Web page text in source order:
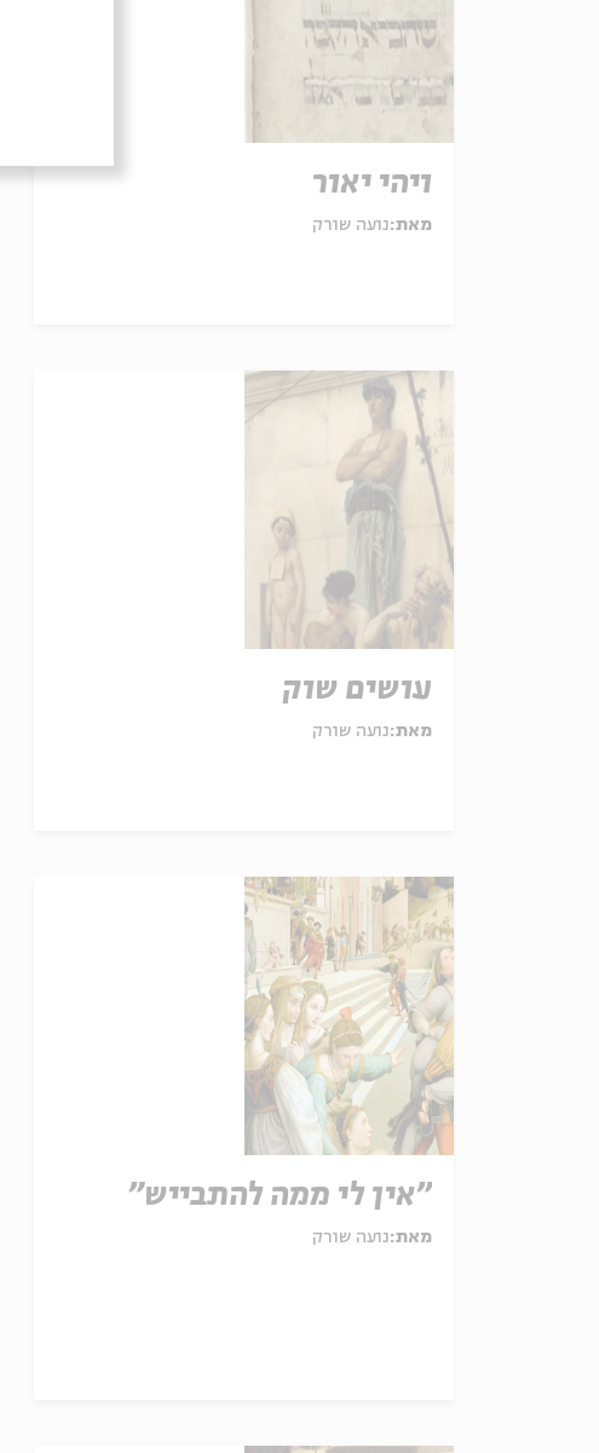
ויהי יאור
מאת:נועה שורק
עושים שוק
מאת:נועה שורק
"אין לי ממה להתבייש"
מאת:נועה שורק